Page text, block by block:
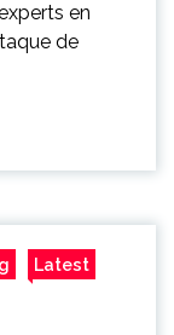
en
de
Latest